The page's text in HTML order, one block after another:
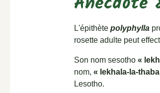
L'épithètepolyphylla
rosette adulte peut
Son nom sesotho«
nom,« lekhala-la-
Lesotho.